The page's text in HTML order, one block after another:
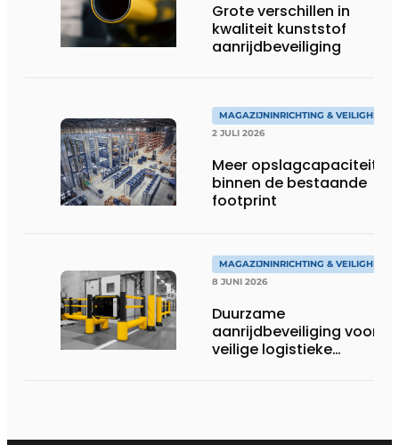
Grote verschillen in
kwaliteit kunststof
aanrijdbeveiliging
MAGAZIJNINRICHTING & VEILIGHEID
2 JULI 2026
Meer opslagcapaciteit
binnen de bestaande
footprint
MAGAZIJNINRICHTING & VEILIGHEID
8 JUNI 2026
Duurzame
aanrijdbeveiliging voor
veilige logistieke